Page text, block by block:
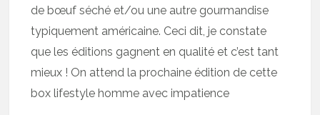
de bœuf séché et/ou une autre gourmandise
typiquement américaine. Ceci dit, je constate
que les éditions gagnent en qualité et c’est tant
mieux ! On attend la prochaine édition de cette
box lifestyle homme avec impatience